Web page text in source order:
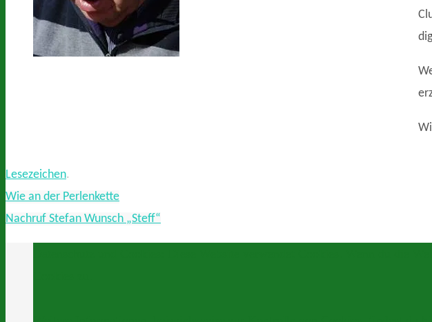
Lesezeichen.
Wie an der Perlenkette
Nachruf Stefan Wunsch „Steff“